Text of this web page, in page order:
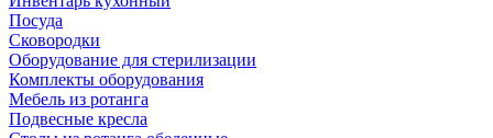
Посуда
Сковородки
Оборудование для стерилизации
Комплекты оборудования
Мебель из ротанга
Подвесные кресла